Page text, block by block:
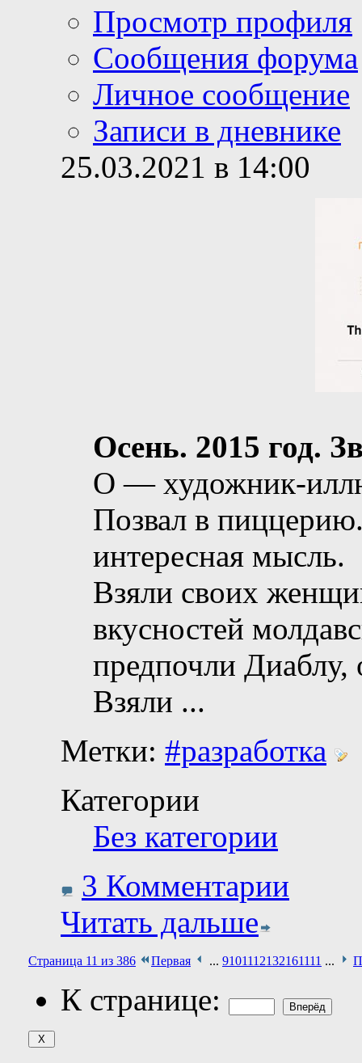
Просмотр профиля
Сообщения форума
Личное сообщение
Записи в дневнике
25.03.2021 в 14:00
Осень. 2015 год.
О — художник-
Позвал в
интересная мысль.
Взяли своих
вкусностей
предпочли
Взяли ...
Метки: #разработка
Категории
Без категории
3 Комментарии
Читать дальше
Страница 11 из 386 Первая ... 9101112132161111 ...
К странице: